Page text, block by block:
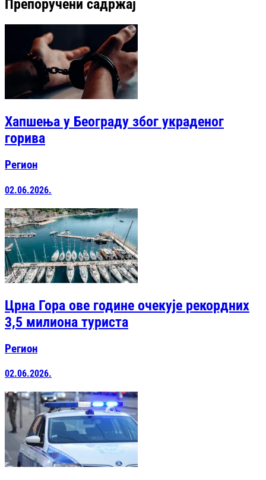
Препоручени садржај
Хапшења у Београду због украденог
горива
Регион
02.06.2026.
Црна Гора ове године очекује рекордних
3,5 милиона туриста
Регион
02.06.2026.